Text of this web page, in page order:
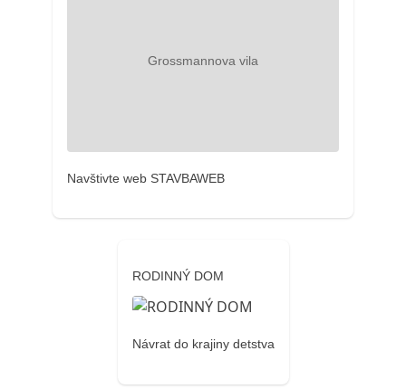
Navštivte web STAVBAWEB
RODINNÝ DOM
Návrat do krajiny detstva